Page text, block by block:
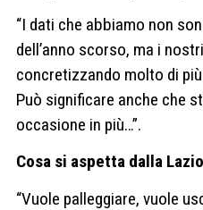
“I dati che abbiamo non
dell’anno scorso, ma i
concretizzando molto di
Può significare anche che
occasione in più…”.
Cosa si aspetta dalla
“Vuole palleggiare, vuole